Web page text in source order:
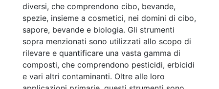
diversi, che comprendono cibo, bevande,
spezie, insieme a cosmetici, nei domini di cibo,
sapore, bevande e biologia. Gli strumenti
sopra menzionati sono utilizzati allo scopo di
rilevare e quantificare una vasta gamma di
composti, che comprendono pesticidi, erbicidi
e vari altri contaminanti. Oltre alle loro